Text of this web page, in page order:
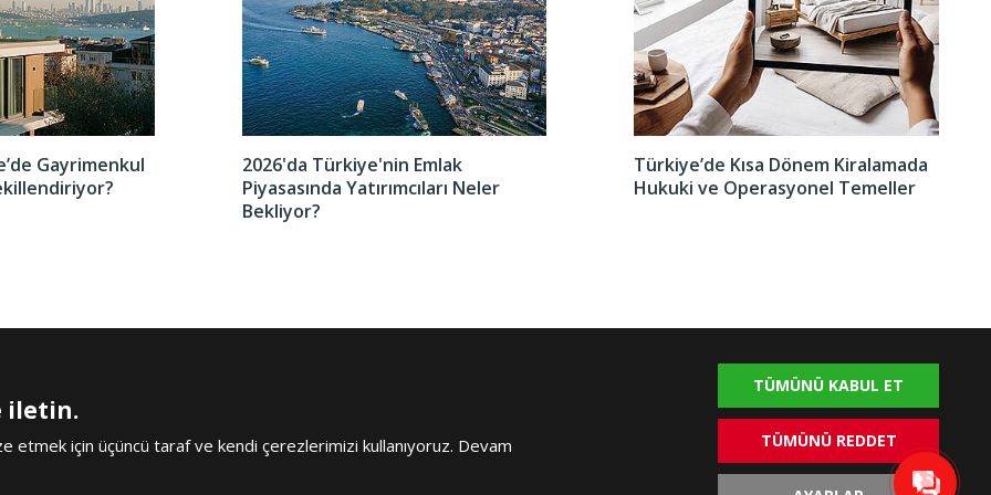
Gayrimenkul
2026'da Türkiye'nin Emlak
Piyasasında Yatırımcıları Neler
Bekliyor?
Türkiye’de Kısa Dönem Kiralamada
Hukuki ve Operasyonel Temeller
Copyright Antalya Homes © 2004-2026. Tüm hakları saklıdır.
Çerez Politikası
iletin.
için üçüncü taraf ve kendi çerezlerimizi kullanıyoruz. Devam
TÜMÜNÜ KABUL ET
TÜMÜNÜ REDDET